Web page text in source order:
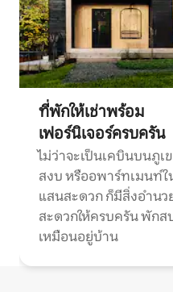
ที่พักให้เช่าพร้อม
เฟอร์นิเจอร์ครบครัน
ไม่ว่าจะเป็นเคบินบนภูเ
สงบ หรืออพาร์ทเมนท์ใ
แสนสะดวก ก็มีสิ่งอำนว
สะดวกให้ครบครัน พักส
เหมือนอยู่บ้าน